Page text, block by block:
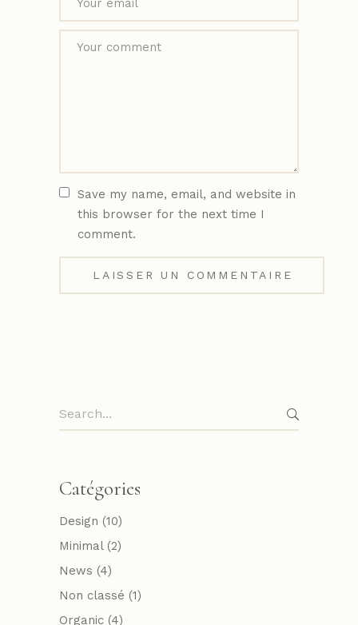
Save my name, email, and website in
this browser for the next time I
comment.
Catégories
Design (10)
Minimal(2)
News (4)
Non classé (1)
Organic (4)